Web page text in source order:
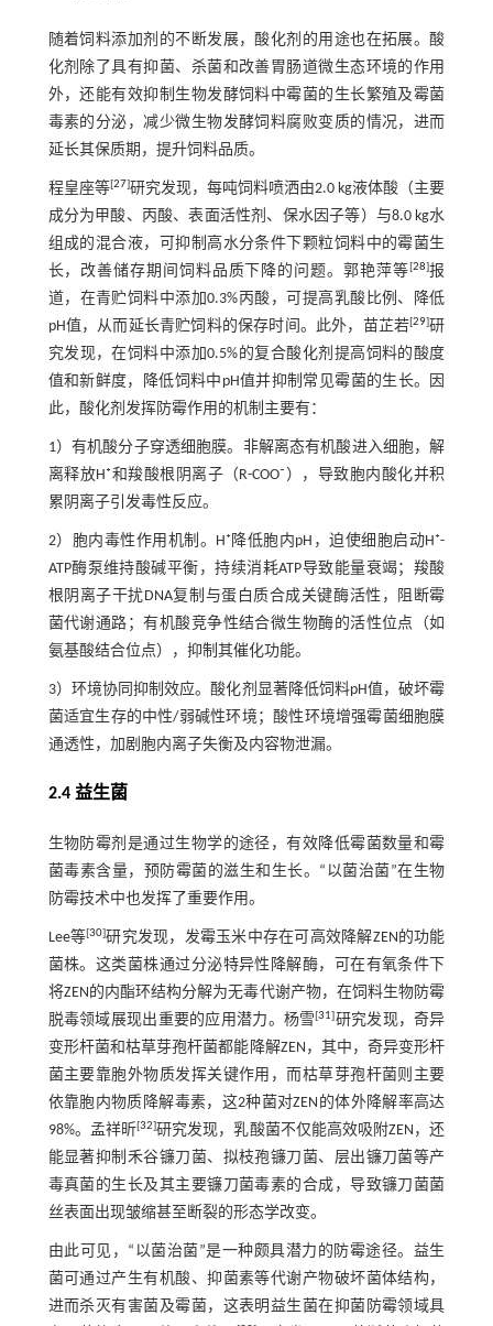
随着饲料添加剂的不断发展，酸化剂的用途也在拓展。酸
化剂除了具有抑菌、杀菌和改善胃肠道微生态环境的作用
外，还能有效抑制生物发酵饲料中霉菌的生长繁殖及霉菌
毒素的分泌，减少微生物发酵饲料腐败变质的情况，进而
延长其保质期，提升饲料品质。
程皇座等[27]研究发现，每吨饲料喷洒由2.0 kg液体酸（主要
成分为甲酸、丙酸、表面活性剂、保水因子等）与8.0 kg水
组成的混合液，可抑制高水分条件下颗粒饲料中的霉菌生
长，改善储存期间饲料品质下降的问题。郭艳萍等[28]报
道，在青贮饲料中添加0.3%丙酸，可提高乳酸比例、降低
pH值，从而延长青贮饲料的保存时间。此外，苗芷若[29]研
究发现，在饲料中添加0.5%的复合酸化剂提高饲料的酸度
值和新鲜度，降低饲料中pH值并抑制常见霉菌的生长。因
此，酸化剂发挥防霉作用的机制主要有：
1）有机酸分子穿透细胞膜。非解离态有机酸进入细胞，解
离释放H⁺和羧酸根阴离子（R-COO⁻），导致胞内酸化并积
累阴离子引发毒性反应。
2）胞内毒性作用机制。H⁺降低胞内pH，迫使细胞启动H⁺-
ATP酶泵维持酸碱平衡，持续消耗ATP导致能量衰竭；羧酸
根阴离子干扰DNA复制与蛋白质合成关键酶活性，阻断霉
菌代谢通路；有机酸竞争性结合微生物酶的活性位点（如
氨基酸结合位点），抑制其催化功能。
3）环境协同抑制效应。酸化剂显著降低饲料pH值，破坏霉
菌适宜生存的中性/弱碱性环境；酸性环境增强霉菌细胞膜
通透性，加剧胞内离子失衡及内容物泄漏。
2.4 益生菌
生物防霉剂是通过生物学的途径，有效降低霉菌数量和霉
菌毒素含量，预防霉菌的滋生和生长。“以菌治菌”在生物
防霉技术中也发挥了重要作用。
Lee等[30]研究发现，发霉玉米中存在可高效降解ZEN的功能
菌株。这类菌株通过分泌特异性降解酶，可在有氧条件下
将ZEN的内酯环结构分解为无毒代谢产物，在饲料生物防霉
脱毒领域展现出重要的应用潜力。杨雪[31]研究发现，奇异
变形杆菌和枯草芽孢杆菌都能降解ZEN，其中，奇异变形杆
菌主要靠胞外物质发挥关键作用，而枯草芽孢杆菌则主要
依靠胞内物质降解毒素，这2种菌对ZEN的体外降解率高达
98%。孟祥昕[32]研究发现，乳酸菌不仅能高效吸附ZEN，还
能显著抑制禾谷镰刀菌、拟枝孢镰刀菌、层出镰刀菌等产
毒真菌的生长及其主要镰刀菌毒素的合成，导致镰刀菌菌
丝表面出现皱缩甚至断裂的形态学改变。
由此可见，“以菌治菌”是一种颇具潜力的防霉途径。益生
菌可通过产生有机酸、抑菌素等代谢产物破坏菌体结构，
进而杀灭有害菌及霉菌，这表明益生菌在抑菌防霉领域具